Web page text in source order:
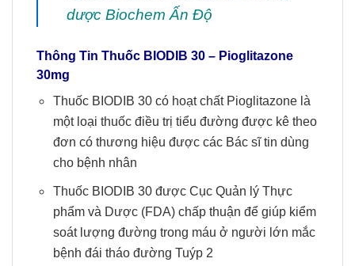
dược Biochem Ấn Độ
Thông Tin Thuốc BIODIB 30 – Pioglitazone
30mg
Thuốc BIODIB 30 có hoạt chất Pioglitazone là
một loại thuốc điều trị tiểu đường được kê theo
đơn có thương hiệu được các Bác sĩ tin dùng
cho bệnh nhân
Thuốc BIODIB 30 được Cục Quản lý Thực
phẩm và Dược (FDA) chấp thuận để giúp kiểm
soát lượng đường trong máu ở người lớn mắc
bệnh đái tháo đường Tuýp 2